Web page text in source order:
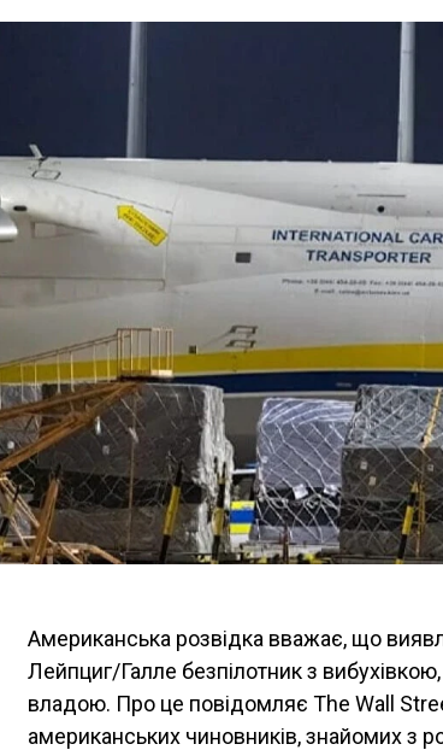
Американська розвідка вважає, що
Лейпциг/Галле безпілотник з
владою. Про це повідомляє The Wall
американських чиновників, знайомих з